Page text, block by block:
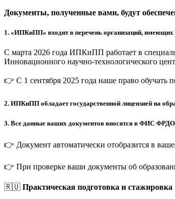
Документы, полученные вами, будут
1. «ИПКиПП» входит в перечень организаций,
С марта 2026 года ИПКиПП работает в
Инновационного научно-технологического
👉 С 1 сентября 2025 года наше право обучать
2. ИПКиПП обладает государственной лицензией на
3. Все данные ваших документов вносятся в ФИС ФРДО
👉 Документ автоматически отобразится в
👉 При проверке ваши документы об
🇷🇺 Практическая подготовка и стажировка